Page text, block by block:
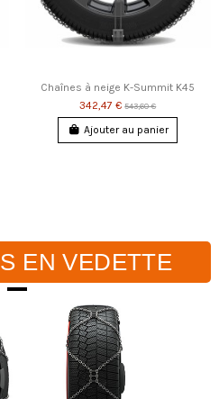
Chaînes à neige K-Summit K45
342,47 €543,60 €
Ajouter au panier
EN VEDETTE